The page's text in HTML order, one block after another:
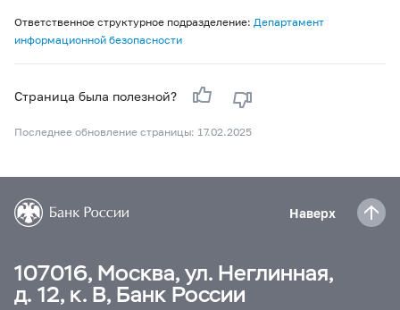
Ответственное структурное подразделение: Департамент
информационной безопасности
Страница была полезной?
Последнее обновление страницы: 17.02.2025
Наверх
107016, Москва, ул. Неглинная,
д. 12, к. В, Банк России